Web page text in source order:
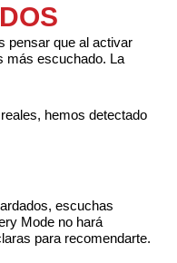
pensar que al activar
más escuchado. La
hemos detectado
escuchas
Mode no hará
para recomendarte.